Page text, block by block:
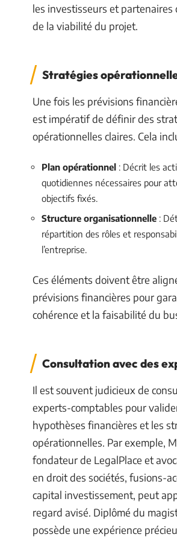
les investisseurs et partenaires
de la viabilité du projet.
Stratégies
Une fois les prévisions
est impératif de définir des
opérationnelles claires. Cela
Plan opérationnel : Décrit les
quotidiennes nécessaires pour
objectifs fixés.
Structure organisationnelle :
répartition des rôles et
l’entreprise.
Ces éléments doivent être
prévisions financières pour
cohérence et la faisabilité du
Consultation avec des
Il est souvent judicieux de
experts-comptables pour
hypothèses financières et les
opérationnelles. Par exemple,
fondateur de LegalPlace et
en droit des sociétés, fusions-
capital investissement, peut
regard avisé. Diplômé du
possède une expérience